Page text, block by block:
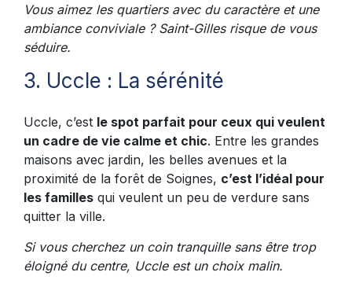
Vous aimez les quartiers avec du caractère et une
ambiance conviviale ? Saint-Gilles risque de vous
séduire.
3. Uccle : La sérénité
Uccle, c’est le spot parfait pour ceux qui veulent
un cadre de vie calme et chic. Entre les grandes
maisons avec jardin, les belles avenues et la
proximité de la forêt de Soignes, c’est l’idéal pour
les familles qui veulent un peu de verdure sans
quitter la ville.
Si vous cherchez un coin tranquille sans être trop
éloigné du centre, Uccle est un choix malin.